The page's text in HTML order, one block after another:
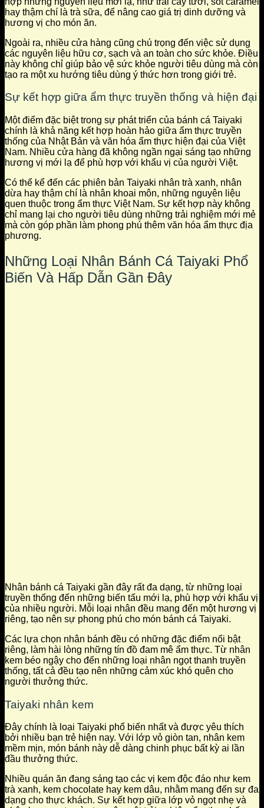
hay thậm chí là trà sữa, để nâng cao giá trị dinh dưỡng và
hương vị cho món ăn.
Ngoài ra, nhiều cửa hàng cũng chú trọng đến việc sử dụng
các nguyên liệu hữu cơ, sạch và an toàn cho sức khỏe. Điều
này không chỉ giúp bảo vệ sức khỏe người tiêu dùng mà còn
tạo ra một xu hướng tiêu dùng ý thức hơn trong giới trẻ.
Sự kết hợp giữa ẩm thực truyền thống và hiện đại
Một điểm đặc biệt trong sự phát triển của bánh cá Taiyaki
chính là khả năng kết hợp hoàn hảo giữa ẩm thực truyền
thống của Nhật Bản và văn hóa ẩm thực hiện đại của Việt
Nam. Nhiều cửa hàng đã không ngần ngại sáng tạo những
hương vị mới lạ để phù hợp với khẩu vị của người Việt.
Có thể kể đến các phiên bản Taiyaki nhân trà xanh, nhân
dừa hay thậm chí là nhân khoai môn, những nguyên liệu
quen thuộc trong ẩm thực Việt Nam. Sự kết hợp này không
chỉ mang lại cho người tiêu dùng những trải nghiệm mới mẻ
mà còn góp phần làm phong phú thêm văn hóa ẩm thực địa
phương.
Những Loại Nhân Bánh Cá Taiyaki Phổ
Biến Và Hấp Dẫn Gần Đây
Nhân bánh cá Taiyaki gần đây rất đa dạng, từ những loại
truyền thống đến những biến tấu mới lạ, phù hợp với khẩu vị
của nhiều người. Mỗi loại nhân đều mang đến một hương vị
riêng, tạo nên sự phong phú cho món bánh cá Taiyaki.
Các lựa chọn nhân bánh đều có những đặc điểm nổi bật
riêng, làm hài lòng những tín đồ đam mê ẩm thực. Từ nhân
kem béo ngậy cho đến những loại nhân ngọt thanh truyền
thống, tất cả đều tạo nên những cảm xúc khó quên cho
người thưởng thức.
Taiyaki nhân kem
Đây chính là loại Taiyaki phổ biến nhất và được yêu thích
bởi nhiều bạn trẻ hiện nay. Với lớp vỏ giòn tan, nhân kem
mềm mịn, món bánh này dễ dàng chinh phục bất kỳ ai lần
đầu thưởng thức.
Nhiều quán ăn đang sáng tạo các vị kem độc đáo như kem
trà xanh, kem chocolate hay kem dâu, nhằm mang đến sự đa
dạng cho thực khách. Sự kết hợp giữa lớp vỏ ngọt nhẹ và